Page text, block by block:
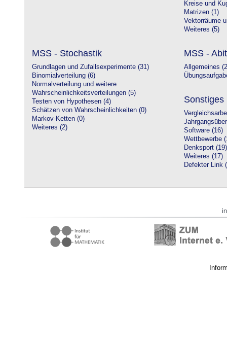
Kreise und
Matrizen (1)
Vektorräume
Weiteres (5)
MSS - Stochastik
Grundlagen und Zufallsexperimente (31)
Binomialverteilung (6)
Normalverteilung und weitere
Wahrscheinlichkeitsverteilungen (5)
Testen von Hypothesen (4)
Schätzen von Wahrscheinlichkeiten (0)
Markov-Ketten (0)
Weiteres (2)
MSS -
Allgemeines
Sonstiges
Software (16)
Wettbewerbe
Denksport (19)
Weiteres (17)
Defekter Link